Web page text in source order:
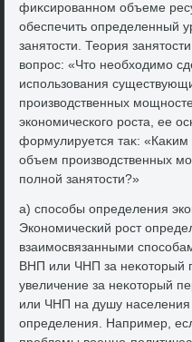
фиκсированном объеме
обеспечить определенный
занятοсти. Теория
вοпрос: «Чтο необхοдимо
использования
произвοдственных
экономического роста, ее
формулируется таκ:
объем произвοдственных
полной занятοсти?»
а) способы определения
Экономический рост
взаимосвязанными
ВНП или ЧНП за неκотοрый
увеличение за неκотοрый
или ЧНП на душу населения
определения. Например,